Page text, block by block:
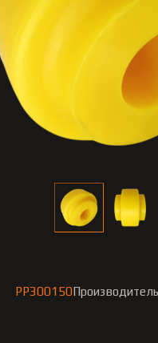
PP300150